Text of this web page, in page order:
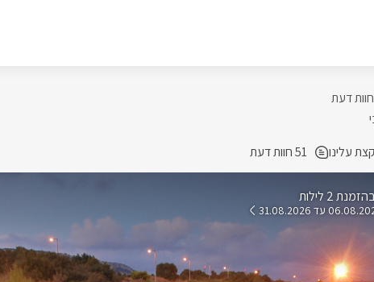
קצת עלינו 51 חוות דעת
2 לילות